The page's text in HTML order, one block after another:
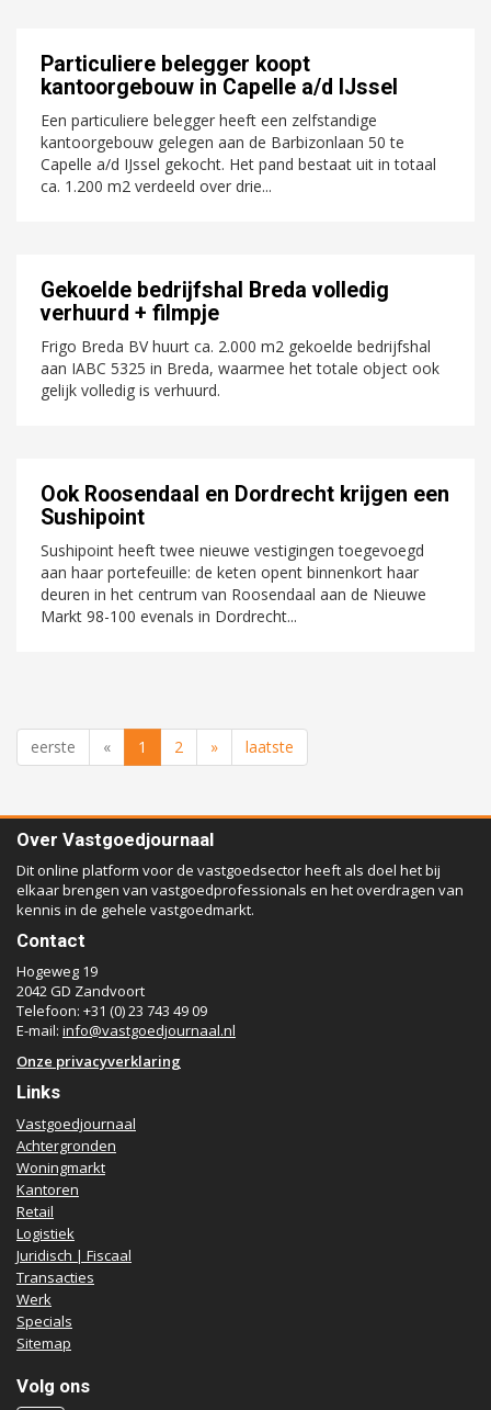
Particuliere belegger koopt
kantoorgebouw in Capelle a/d IJssel
Een particuliere belegger heeft een zelfstandige
kantoorgebouw gelegen aan de Barbizonlaan 50 te
Capelle a/d IJssel gekocht. Het pand bestaat uit in totaal
ca. 1.200 m2 verdeeld over drie...
Gekoelde bedrijfshal Breda volledig
verhuurd + filmpje
Frigo Breda BV huurt ca. 2.000 m2 gekoelde bedrijfshal
aan IABC 5325 in Breda, waarmee het totale object ook
gelijk volledig is verhuurd.
Ook Roosendaal en Dordrecht krijgen een
Sushipoint
Sushipoint heeft twee nieuwe vestigingen toegevoegd
aan haar portefeuille: de keten opent binnenkort haar
deuren in het centrum van Roosendaal aan de Nieuwe
Markt 98-100 evenals in Dordrecht...
eerste « 1 2 » laatste
Over Vastgoedjournaal
Dit online platform voor de vastgoedsector heeft als doel het bij
elkaar brengen van vastgoedprofessionals en het overdragen van
kennis in de gehele vastgoedmarkt.
Contact
Hogeweg 19
2042 GD Zandvoort
Telefoon: +31 (0) 23 743 49 09
E-mail: info@vastgoedjournaal.nl
Onze privacyverklaring
Links
Vastgoedjournaal
Achtergronden
Woningmarkt
Kantoren
Retail
Logistiek
Juridisch | Fiscaal
Transacties
Werk
Specials
Sitemap
Volg ons